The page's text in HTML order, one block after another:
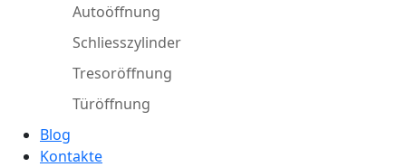
Autoöffnung
Schliesszylinder
Tresoröffnung
Türöffnung
Blog
Kontakte